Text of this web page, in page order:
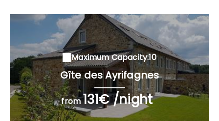
Maximum Capacity:10
Gîte des Ayrifagnes
from131€ /night